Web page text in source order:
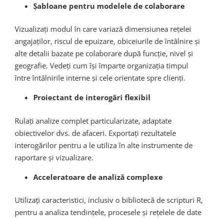
Șabloane pentru modelele de colaborare
Vizualizați modul în care variază dimensiunea rețelei
angajaților, riscul de epuizare, obiceiurile de întâlnire și
alte detalii bazate pe colaborare după funcție, nivel și
geografie. Vedeți cum își împarte organizația timpul
între întâlnirile interne și cele orientate spre clienți.
Proiectant de interogări flexibil
Rulați analize complet particularizate, adaptate
obiectivelor dvs. de afaceri. Exportați rezultatele
interogărilor pentru a le utiliza în alte instrumente de
raportare și vizualizare.
Acceleratoare de analiză complexe
Utilizați caracteristici, inclusiv o bibliotecă de scripturi R,
pentru a analiza tendințele, procesele și rețelele de date